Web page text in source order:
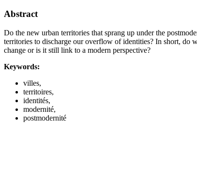
Abstract
Do the new urban territories that sprang up under the
territories to discharge our overflow of identities? In short, do
change or is it still link to a modern perspective?
Keywords:
villes,
territoires,
identités,
modernité,
postmodernité